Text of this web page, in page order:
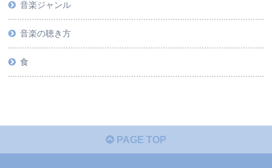
音楽ジャンル
音楽の聴き方
食
PAGE TOP